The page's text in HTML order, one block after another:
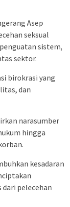
Asep
seksual
sistem,
sektor.
birokrasi yang
dan
narasumber
hingga
kesadaran
dari pelecehan